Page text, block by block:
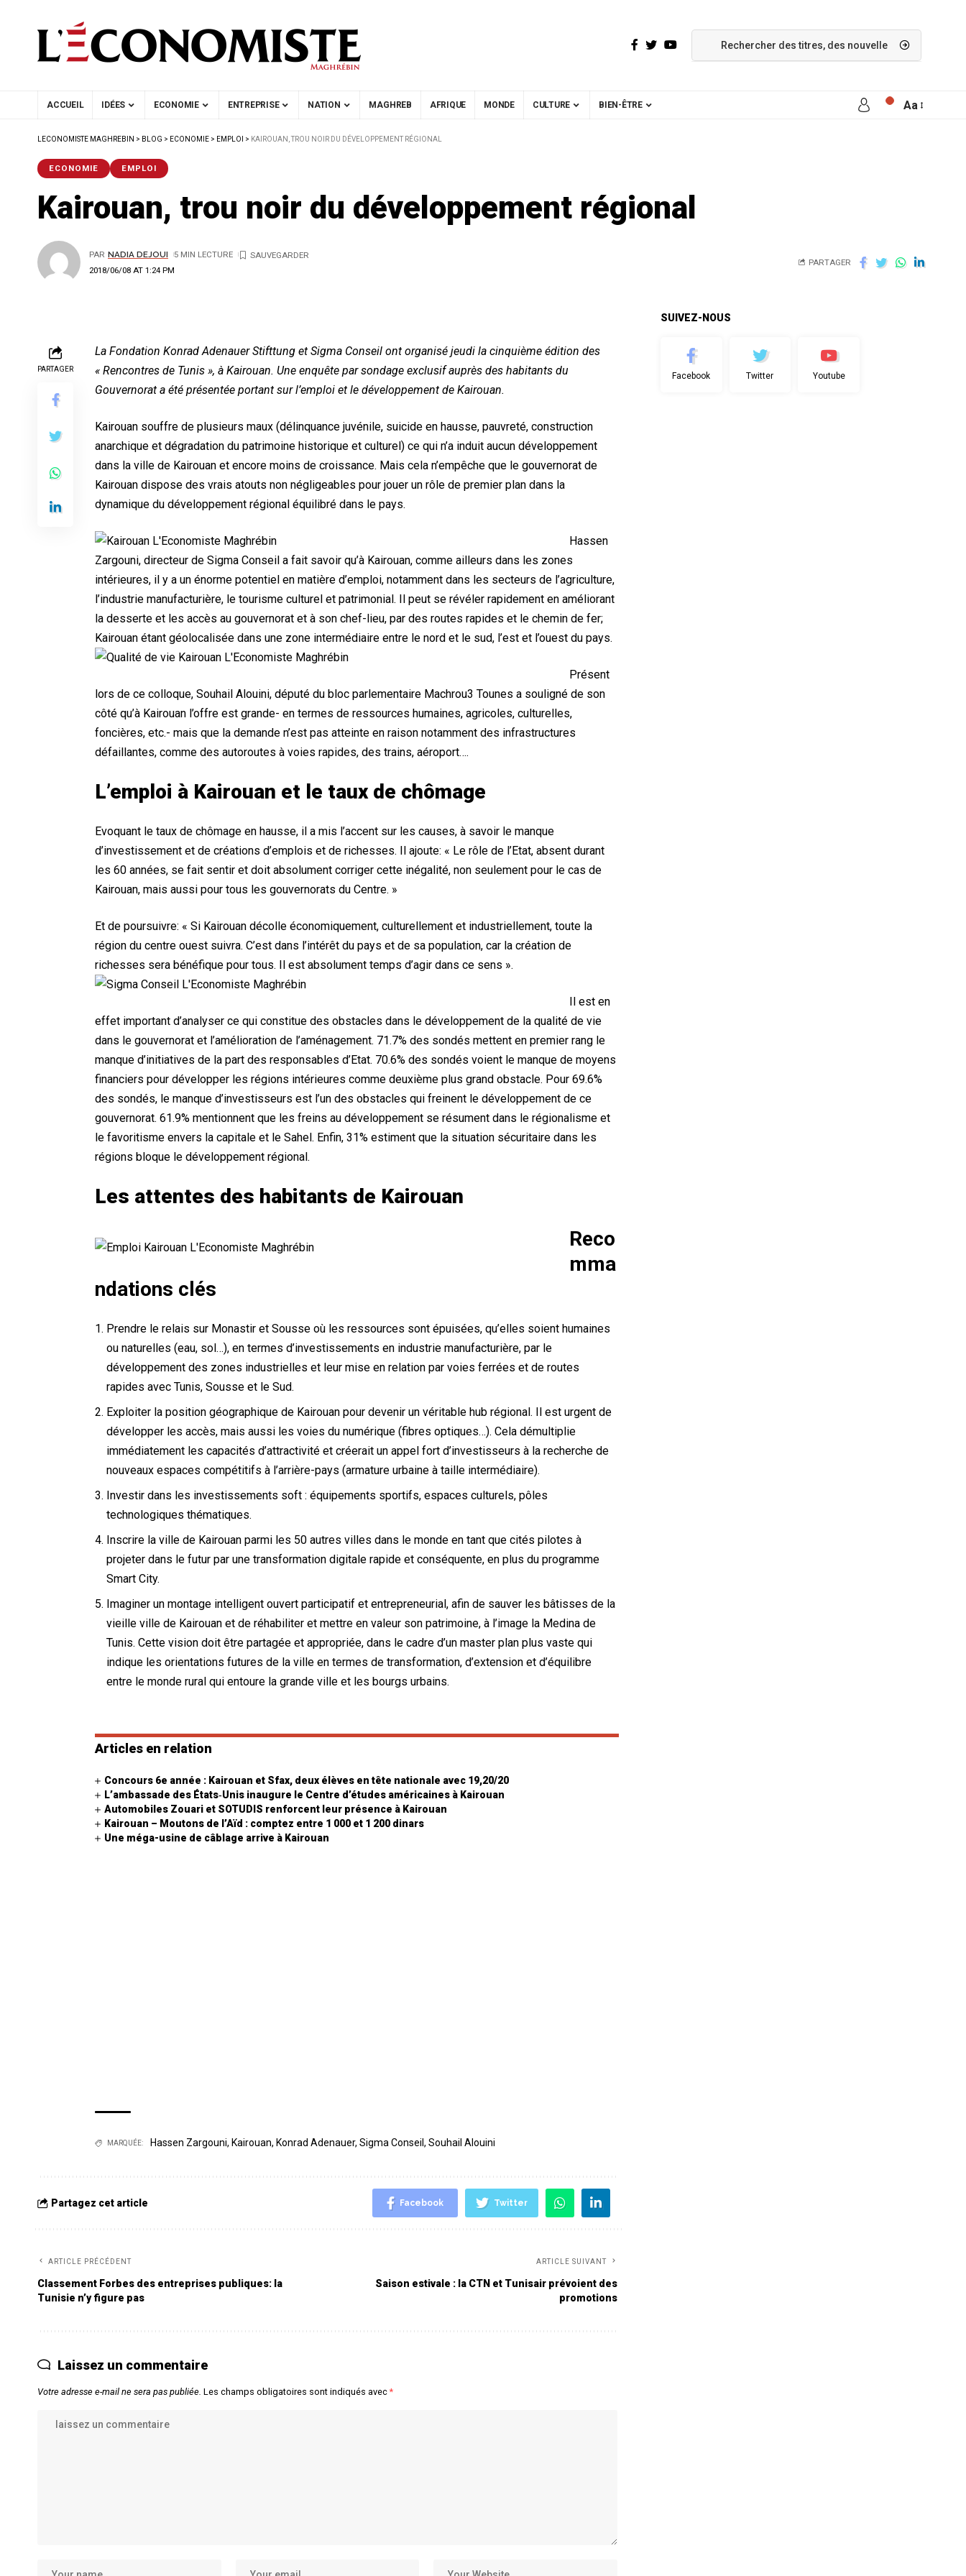
ACCUEIL IDÉES ECONOMIE ENTREPRISE NATION MAGHREB AFRIQUE MONDE CULTURE BIEN-ÊTRE Aa
LECONOMISTE MAGHREBIN > BLOG > ECONOMIE > EMPLOI > KAIROUAN, TROU NOIR DU DÉVELOPPEMENT RÉGIONAL
ECONOMIE EMPLOI
Kairouan, trou noir du développement régional
2018/06/08 AT 1:24 PM
PAR NADIA DEJOUI 5 MIN LECTURE
PARTAGER
PARTAGER
La Fondation Konrad Adenauer Stifttung et Sigma Conseil ont organisé jeudi la cinquième édition des
« Rencontres de Tunis », à Kairouan. Une enquête par sondage exclusif auprès des habitants du
Gouvernorat a été présentée portant sur l’emploi et le développement de Kairouan.
Kairouan souffre de plusieurs maux (délinquance juvénile, suicide en hausse, pauvreté, construction
anarchique et dégradation du patrimoine historique et culturel) ce qui n’a induit aucun développement
dans la ville de Kairouan et encore moins de croissance. Mais cela n’empêche que le gouvernorat de
Kairouan dispose des vrais atouts non négligeables pour jouer un rôle de premier plan dans la
dynamique du développement régional équilibré dans le pays.
Hassen
Zargouni, directeur de Sigma Conseil a fait savoir qu’à Kairouan, comme ailleurs dans les zones
intérieures, il y a un énorme potentiel en matière d’emploi, notamment dans les secteurs de l’agriculture,
l’industrie manufacturière, le tourisme culturel et patrimonial. Il peut se révéler rapidement en améliorant
la desserte et les accès au gouvernorat et à son chef-lieu, par des routes rapides et le chemin de fer;
Kairouan étant géolocalisée dans une zone intermédiaire entre le nord et le sud, l’est et l’ouest du pays.
Présent
lors de ce colloque, Souhail Alouini, député du bloc parlementaire Machrou3 Tounes a souligné de son
côté qu’à Kairouan l’offre est grande- en termes de ressources humaines, agricoles, culturelles,
foncières, etc.- mais que la demande n’est pas atteinte en raison notamment des infrastructures
défaillantes, comme des autoroutes à voies rapides, des trains, aéroport….
L’emploi à Kairouan et le taux de chômage
Evoquant le taux de chômage en hausse, il a mis l’accent sur les causes, à savoir le manque
d’investissement et de créations d’emplois et de richesses. Il ajoute: « Le rôle de l’Etat, absent durant
les 60 années, se fait sentir et doit absolument corriger cette inégalité, non seulement pour le cas de
Kairouan, mais aussi pour tous les gouvernorats du Centre. »
Et de poursuivre: « Si Kairouan décolle économiquement, culturellement et industriellement, toute la
région du centre ouest suivra. C’est dans l’intérêt du pays et de sa population, car la création de
richesses sera bénéfique pour tous. Il est absolument temps d’agir dans ce sens ».
Il est en
effet important d’analyser ce qui constitue des obstacles dans le développement de la qualité de vie
dans le gouvernorat et l’amélioration de l’aménagement. 71.7% des sondés mettent en premier rang le
manque d’initiatives de la part des responsables d’Etat. 70.6% des sondés voient le manque de moyens
financiers pour développer les régions intérieures comme deuxième plus grand obstacle. Pour 69.6%
des sondés, le manque d’investisseurs est l’un des obstacles qui freinent le développement de ce
gouvernorat. 61.9% mentionnent que les freins au développement se résument dans le régionalisme et
le favoritisme envers la capitale et le Sahel. Enfin, 31% estiment que la situation sécuritaire dans les
régions bloque le développement régional.
Les attentes des habitants de Kairouan
Reco
mma
ndations clés
Prendre le relais sur Monastir et Sousse où les ressources sont épuisées, qu’elles soient humaines
ou naturelles (eau, sol…), en termes d’investissements en industrie manufacturière, par le
développement des zones industrielles et leur mise en relation par voies ferrées et de routes
rapides avec Tunis, Sousse et le Sud.
Exploiter la position géographique de Kairouan pour devenir un véritable hub régional. Il est urgent de
développer les accès, mais aussi les voies du numérique (fibres optiques…). Cela démultiplie
immédiatement les capacités d’attractivité et créerait un appel fort d’investisseurs à la recherche de
nouveaux espaces compétitifs à l’arrière-pays (armature urbaine à taille intermédiaire).
Investir dans les investissements soft : équipements sportifs, espaces culturels, pôles
technologiques thématiques.
Inscrire la ville de Kairouan parmi les 50 autres villes dans le monde en tant que cités pilotes à
projeter dans le futur par une transformation digitale rapide et conséquente, en plus du programme
Smart City.
Imaginer un montage intelligent ouvert participatif et entrepreneurial, afin de sauver les bâtisses de la
vieille ville de Kairouan et de réhabiliter et mettre en valeur son patrimoine, à l’image la Medina de
Tunis. Cette vision doit être partagée et appropriée, dans le cadre d’un master plan plus vaste qui
indique les orientations futures de la ville en termes de transformation, d’extension et d’équilibre
entre le monde rural qui entoure la grande ville et les bourgs urbains.
Articles en relation
Concours 6e année : Kairouan et Sfax, deux élèves en tête nationale avec 19,20/20
L’ambassade des États‑Unis inaugure le Centre d’études américaines à Kairouan
Automobiles Zouari et SOTUDIS renforcent leur présence à Kairouan
Kairouan – Moutons de l’Aïd : comptez entre 1 000 et 1 200 dinars
Une méga-usine de câblage arrive à Kairouan
MARQUÉE: Hassen Zargouni, Kairouan, Konrad Adenauer, Sigma Conseil , Souhail Alouini
Partagez cet article Facebook Twitter
ARTICLE PRÉCÉDENT
Classement Forbes des entreprises publiques: la
Tunisie n’y figure pas
ARTICLE SUIVANT
Saison estivale : la CTN et Tunisair prévoient des
promotions
Laissez un commentaire
Votre adresse e-mail ne sera pas publiée. Les champs obligatoires sont indiqués avec*
SUIVEZ-NOUS
Facebook Twitter Youtube